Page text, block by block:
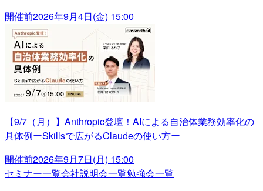
開催前2026年9月4日(金) 15:00
【9/7（月）】Anthropic登壇！AIによる自治体業務効率化の
具体例ーSkillsで広がるClaudeの使い方ー
開催前2026年9月7日(月) 15:00
セミナー一覧会社説明会一覧勉強会一覧